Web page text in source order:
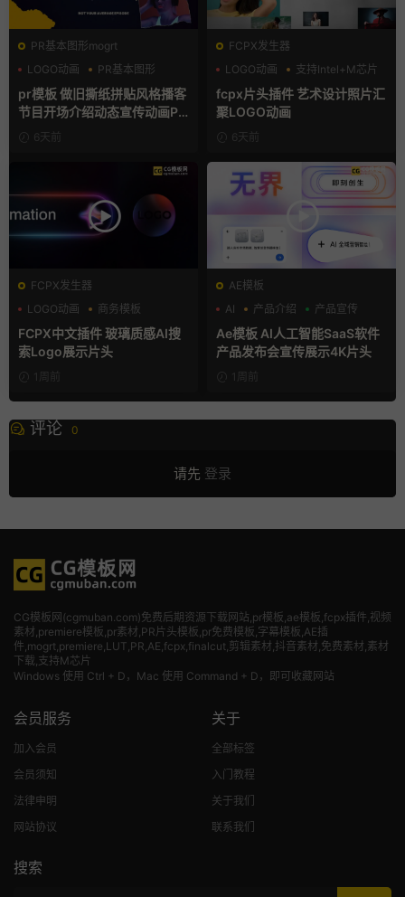
PR基本图形mogrt
LOGO动画
PR基本图形
复古风
pr模板 做旧撕纸拼贴风格播客
节目开场介绍动态宣传动画PR
模版6天前
FCPX发生器
LOGO动画
支持Intel+M芯片
汇聚
fcpx片头插件 艺术设计照片汇
聚LOGO动画
6天前
FCPX发生器
LOGO动画
商务模板
支持Intel+M芯片
FCPX中文插件 玻璃质感AI搜
索Logo展示片头
1周前
AE模板
AI
产品介绍 产品宣传
Ae模板 AI人工智能SaaS软件
产品发布会宣传展示4K片头
1周前
评论 0
请先 登录
CG模板网(cgmuban.com)免费后期资源下载网站,pr模板,ae模板,fcpx插件,视频
素材 ,premiere模板,pr素材,PR片头模板,pr免费模板,字幕模板,AE插
件,mogrt,premiere,LUT,PR,AE,fcpx,finalcut,剪辑素材,抖音素材,免费素材,素材
下载,支持M芯片
Windows 使用 Ctrl + D，Mac 使用 Command + D，即可收藏网站
会员服务
加入会员
会员须知
法律申明
网站协议
关于
全部标签
入门教程
关于我们
联系我们
搜索